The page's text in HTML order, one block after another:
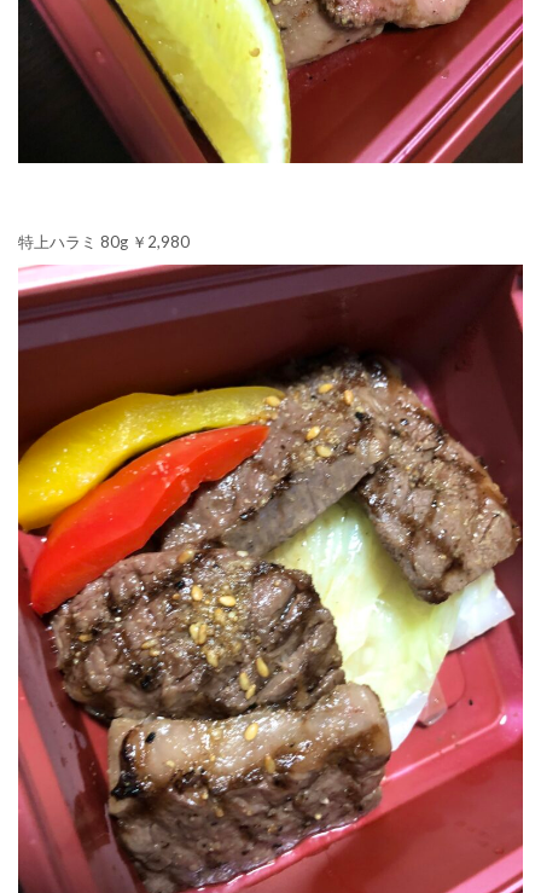
特上ハラミ 80g ￥2,980